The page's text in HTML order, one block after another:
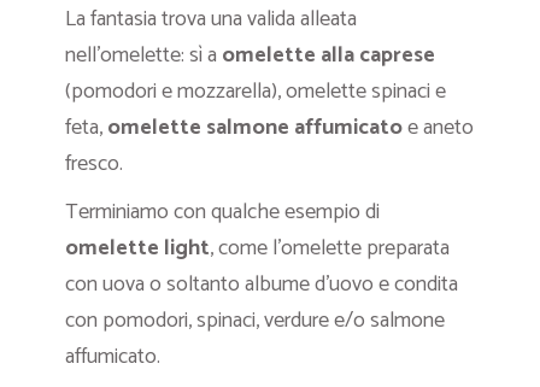
La fantasia trova una valida alleata
nell’omelette: sì a omelette alla caprese
(pomodori e mozzarella), omelette spinaci e
feta,omelette salmone affumicatoe aneto
fresco.
Terminiamo con qualche esempio di
omelette light, come l’omelette preparata
con uova o soltanto albume d’uovo e condita
con pomodori, spinaci, verdure e/o salmone
affumicato.